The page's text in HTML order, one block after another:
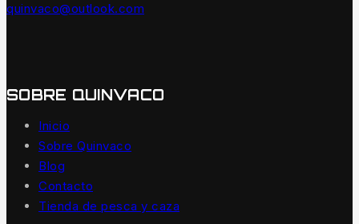
quinvaco@outlook.com
SOBRE QUINVACO
Inicio
Sobre Quinvaco
Blog
Contacto
Tienda de pesca y caza